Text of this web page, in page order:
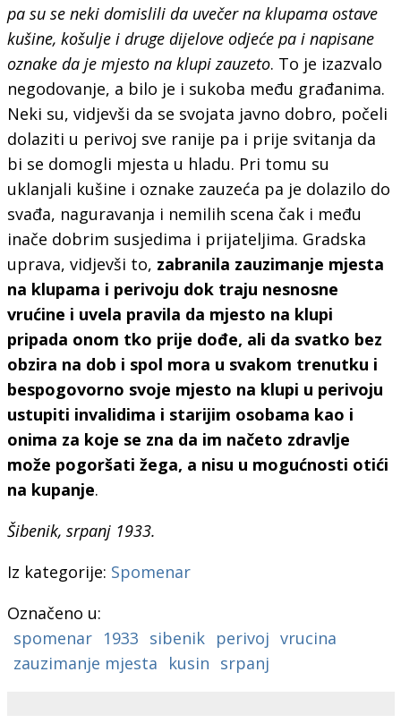
pa su se neki domislili da uvečer na klupama ostave
kušine, košulje i druge dijelove odjeće pa i napisane
oznake da je mjesto na klupi zauzeto. To je izazvalo
negodovanje, a bilo je i sukoba među građanima.
Neki su, vidjevši da se svojata javno dobro, počeli
dolaziti u perivoj sve ranije pa i prije svitanja da
bi se domogli mjesta u hladu. Pri tomu su
uklanjali kušine i oznake zauzeća pa je dolazilo do
svađa, naguravanja i nemilih scena čak i među
inače dobrim susjedima i prijateljima. Gradska
uprava, vidjevši to, zabranila zauzimanje mjesta
na klupama i perivoju dok traju nesnosne
vrućine i uvela pravila da mjesto na klupi
pripada onom tko prije dođe, ali da svatko bez
obzira na dob i spol mora u svakom trenutku i
bespogovorno svoje mjesto na klupi u perivoju
ustupiti invalidima i starijim osobama kao i
onima za koje se zna da im načeto zdravlje
može pogoršati žega, a nisu u mogućnosti otići
na kupanje.
Šibenik, srpanj 1933.
Iz kategorije: Spomenar
Označeno u:
spomenar 1933 sibenik perivoj vrucina
zauzimanje mjesta
kusin srpanj